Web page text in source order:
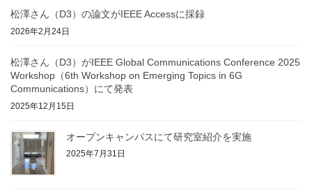
松澤さん（D3）の論文がIEEE Accessに採録
2026年2月24日
松澤さん（D3）がIEEE Global Communications Conference 2025
Workshop（6th Workshop on Emerging Topics in 6G
Communications）にて発表
2025年12月15日
オープンキャンパスにて研究室紹介を実施
2025年7月31日